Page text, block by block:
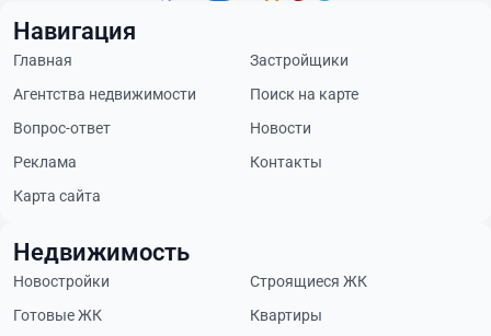
Навигация
Главная
Застройщики
Агентства недвижимости
Поиск на карте
Вопрос-ответ
Новости
Реклама
Контакты
Карта сайта
Недвижимость
Новостройки
Строящиеся ЖК
Готовые ЖК
Квартиры